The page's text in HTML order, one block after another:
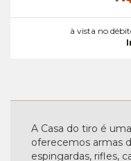
à vista no
A Casa do tiro é uma
oferecemos armas
espingardas, rifles,